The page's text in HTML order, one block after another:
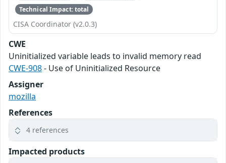
Technical Impact: total
CISA Coordinator (v2.0.3)
CWE
Uninitialized variable leads to invalid memory read
CWE-908- Use of Uninitialized Resource
Assigner
mozilla
References
4 references
Impacted products